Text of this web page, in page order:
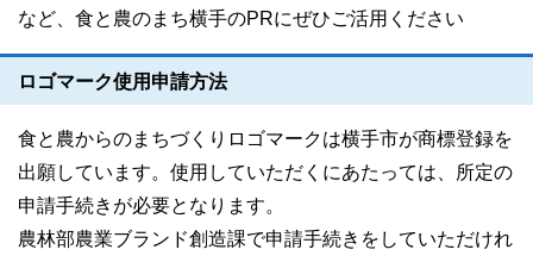
など、食と農のまち横手のPRにぜひご活用ください
ロゴマーク使用申請方法
食と農からのまちづくりロゴマークは横手市が商標登録を
出願しています。使用していただくにあたっては、所定の
申請手続きが必要となります。
農林部農業ブランド創造課で申請手続きをしていただけれ